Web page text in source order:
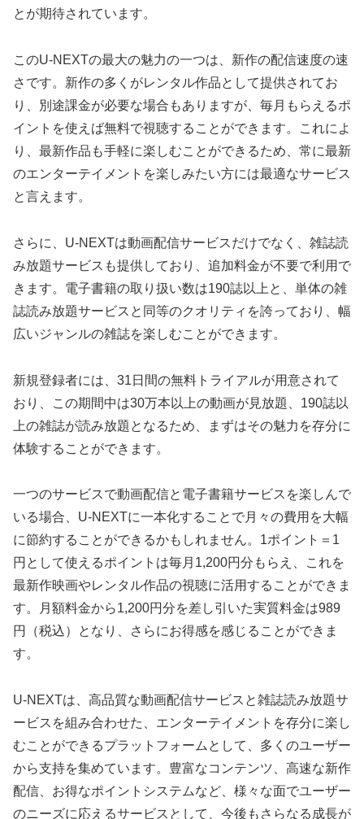
とが期待されています。
このU-NEXTの最大の魅力の一つは、新作の配信速度の速
さです。新作の多くがレンタル作品として提供されてお
り、別途課金が必要な場合もありますが、毎月もらえるポ
イントを使えば無料で視聴することができます。これによ
り、最新作品も手軽に楽しむことができるため、常に最新
のエンターテイメントを楽しみたい方には最適なサービス
と言えます。
さらに、U-NEXTは動画配信サービスだけでなく、雑誌読
み放題サービスも提供しており、追加料金が不要で利用で
きます。電子書籍の取り扱い数は190誌以上と、単体の雑
誌読み放題サービスと同等のクオリティを誇っており、幅
広いジャンルの雑誌を楽しむことができます。
新規登録者には、31日間の無料トライアルが用意されて
おり、この期間中は30万本以上の動画が見放題、190誌以
上の雑誌が読み放題となるため、まずはその魅力を存分に
体験することができます。
一つのサービスで動画配信と電子書籍サービスを楽しんで
いる場合、U-NEXTに一本化することで月々の費用を大幅
に節約することができるかもしれません。1ポイント＝1
円として使えるポイントは毎月1,200円分もらえ、これを
最新作映画やレンタル作品の視聴に活用することができま
す。月額料金から1,200円分を差し引いた実質料金は989
円（税込）となり、さらにお得感を感じることができま
す。
U-NEXTは、高品質な動画配信サービスと雑誌読み放題サ
ービスを組み合わせた、エンターテイメントを存分に楽し
むことができるプラットフォームとして、多くのユーザー
から支持を集めています。豊富なコンテンツ、高速な新作
配信、お得なポイントシステムなど、様々な面でユーザー
のニーズに応えるサービスとして、今後もさらなる成長が